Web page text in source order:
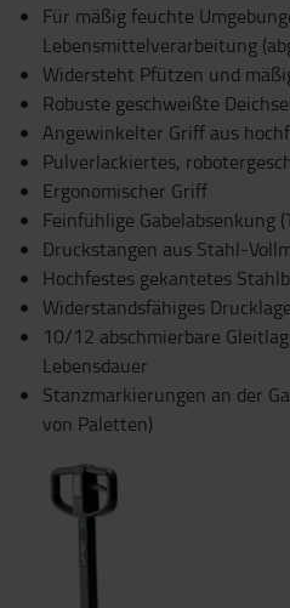
Für mäßig feuchte
Lebensmittelverarbeitung
Widersteht Pfützen und
Robuste geschweißte Deichsel
Angewinkelter Griff aus
Pulverlackiertes,
Ergonomischer Griff
Feinfühlige Gabelabsenkung
Druckstangen aus Stahl-
Hochfestes gekantetes
Widerstandsfähiges
10/12 abschmierbare
Lebensdauer
Stanzmarkierungen an der
von Paletten)